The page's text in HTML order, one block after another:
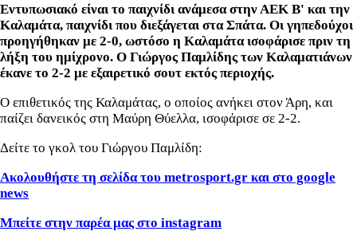
Εντυπωσιακό είναι το παιχνίδι ανάμεσα στην ΑΕΚ Β' και την
Καλαμάτα, παιχνίδι που διεξάγεται στα Σπάτα. Οι γηπεδούχοι
προηγήθηκαν με 2-0, ωστόσο η Καλαμάτα ισοφάρισε πριν τη
λήξη του ημίχρονο. Ο Γιώργος Παμλίδης των Καλαματιάνων
έκανε το 2-2 με εξαιρετικό σουτ εκτός περιοχής.
Ο επιθετικός της Καλαμάτας, ο οποίος ανήκει στον Άρη, και
παίζει δανεικός στη Μαύρη Θύελλα, ισοφάρισε σε 2-2.
Δείτε το γκολ του Γιώργου Παμλίδη:
Ακολουθήστε τη σελίδα του metrosport.gr και στο google
news
Μπείτε στην παρέα μας στο instagram